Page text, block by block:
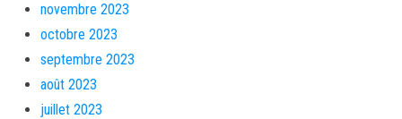
novembre 2023
octobre 2023
septembre 2023
août 2023
juillet 2023